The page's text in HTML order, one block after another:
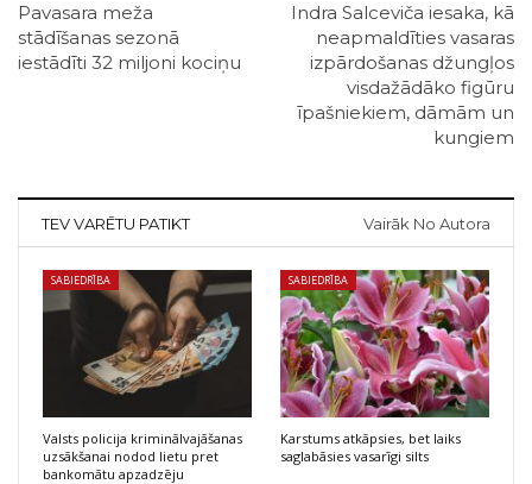
Pavasara meža
stādīšanas sezonā
iestādīti 32 miljoni kociņu
Indra Salceviča iesaka, kā
neapmaldīties vasaras
izpārdošanas džungļos
visdažādāko figūru
īpašniekiem, dāmām un
kungiem
TEV VARĒTU PATIKT Vairāk No Autora
SABIEDRĪBA
Valsts policija kriminālvajāšanas
uzsākšanai nodod lietu pret
bankomātu apzadzēju
SABIEDRĪBA
Karstums atkāpsies, bet laiks
saglabāsies vasarīgi silts